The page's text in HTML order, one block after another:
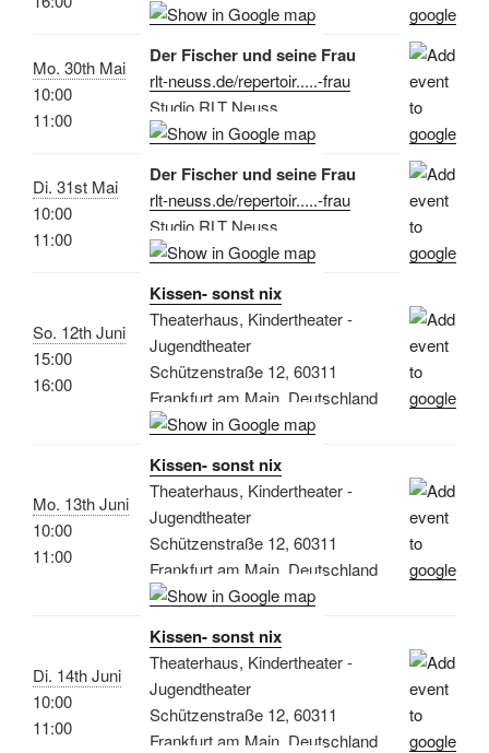
Mo. 30th Mai
10:00
11:00
Der Fischer und seine Frau
rlt-neuss.de/repertoir.....-frau
Studio RLT Neuss
Di. 31st Mai
10:00
11:00
Der Fischer und seine Frau
rlt-neuss.de/repertoir.....-frau
Studio RLT Neuss
So. 12th Juni
15:00
16:00
Kissen- sonst nix
Theaterhaus, Kindertheater -
Jugendtheater
Schützenstraße 12, 60311
Frankfurt am Main, Deutschland
Mo. 13th Juni
10:00
11:00
Kissen- sonst nix
Theaterhaus, Kindertheater -
Jugendtheater
Schützenstraße 12, 60311
Frankfurt am Main, Deutschland
Di. 14th Juni
10:00
11:00
Kissen- sonst nix
Theaterhaus, Kindertheater -
Jugendtheater
Schützenstraße 12, 60311
Frankfurt am Main, Deutschland